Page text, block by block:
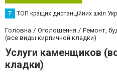
Т ТОП кращих дистанційних шкіл
Головна Оголошення Ремонт,
(все виды кирпичной кладки)
Услуги каменщиков
кладки)